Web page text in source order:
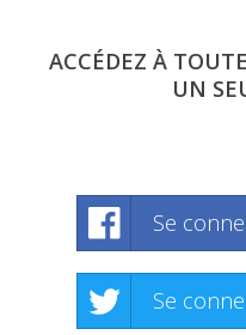
ACCÉDEZ À
UN
Se
Se